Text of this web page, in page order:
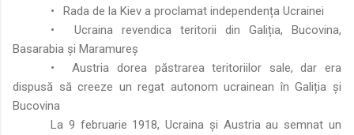
•
Rada de la Kiev a proclamat independența Ucrainei
•
Ucraina revendica teritorii din Galiția, Bucovina,
Basarabia și Maramureș
•
Austria dorea păstrarea teritoriilor sale, dar era
dispusă să creeze un regat autonom ucrainean în Galiția și
Bucovina
La 9 februarie 1918, Ucraina și Austria au semnat un